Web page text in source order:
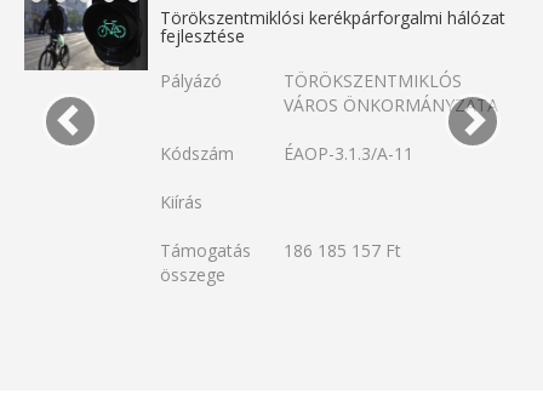
Törökszentmiklósi kerékpárforgalmi hálózat
fejlesztése
Pályázó
TÖRÖKSZENTMIKLÓS
VÁROS ÖNKORMÁNYZATA
Kódszám ÉAOP-3.1.3/A-11
Kiírás
Támogatás
összege
186 185 157 Ft